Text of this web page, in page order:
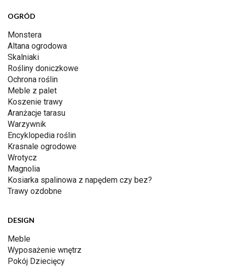
OGRÓD
Monstera
Altana ogrodowa
Skalniaki
Rośliny doniczkowe
Ochrona roślin
Meble z palet
Koszenie trawy
Aranżacje tarasu
Warzywnik
Encyklopedia roślin
Krasnale ogrodowe
Wrotycz
Magnolia
Kosiarka spalinowa z napędem czy bez?
Trawy ozdobne
DESIGN
Meble
Wyposażenie wnętrz
Pokój Dziecięcy